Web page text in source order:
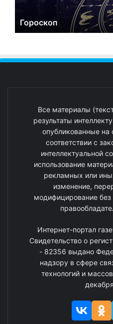
Гороскоп
Все материалы
результаты
опубликованные на
соответствии с
интеллектуальной
использование
рекламных или
изменение,
модифицирование без
Интернет-портал
Свидетельство о
- 82356 выдано
надзору в сфере
технологий и